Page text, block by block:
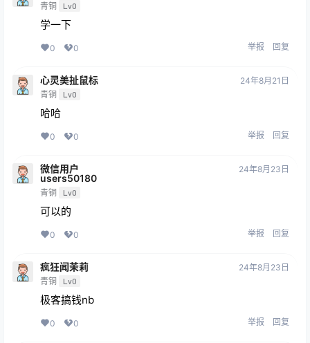
青铜 Lv0
学一下
0 0 举报 回复
心灵美扯鼠标
青铜 Lv0
24年8月21日
哈哈
0 0 举报 回复
微信用户
users50180
青铜 Lv0
24年8月23日
可以的
0 0 举报 回复
疯狂闻茉莉
青铜 Lv0
24年8月23日
极客搞钱nb
0 0 举报 回复